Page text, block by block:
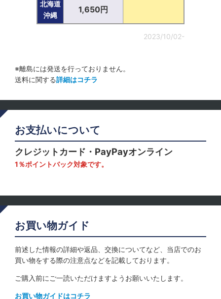
北海道
沖縄
1,650円
2023/10/02-
※離島には発送を行っておりません。
送料に関する詳細はコチラ
お支払いについて
クレジットカード・PayPayオンライン
1％ポイントバック対象です。
お買い物ガイド
前述した情報の詳細や返品、交換についてなど、当店でのお
買い物をする際の注意点などを記載しております。
ご購入前にご一読いただけますようお願いいたします。
お買い物ガイドはコチラ